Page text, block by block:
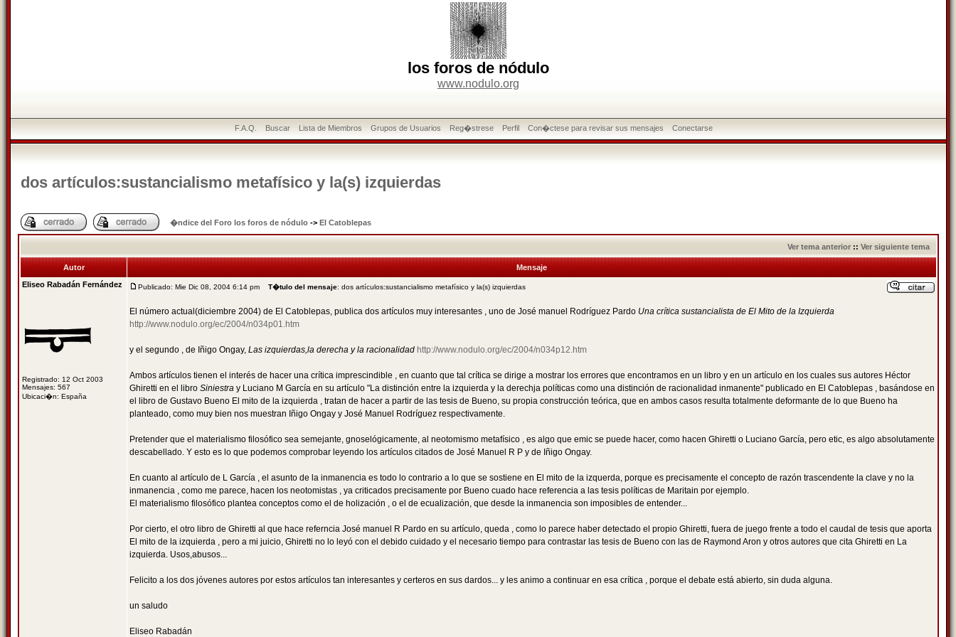
los foros de nódulo
www.nodulo.org
F.A.Q. Buscar Lista de Miembros Grupos de Usuarios Reg�strese Perfil Con�ctese para revisar sus mensajes Conectarse
dos artí­culos:sustancialismo metafí­sico y la(s) izquierdas
�ndice del Foro los foros de nódulo -> El Catoblepas
Ver tema anterior :: Ver siguiente tema
Autor
Mensaje
Eliseo Rabadán Fernández
Registrado: 12 Oct 2003
Mensajes: 567
Ubicaci�n: España
Publicado: Mie Dic 08, 2004 6:14 pm T�tulo del mensaje: dos artículos:sustancialismo metafísico y la(s) izquierdas
El número actual(diciembre 2004) de El Catoblepas, publica dos artículos muy interesantes , uno de José manuel Rodríguez Pardo Una crítica sustancialista de El Mito de la Izquierda
http://www.nodulo.org/ec/2004/n034p01.htm
y el segundo , de Iñigo Ongay, Las izquierdas,la derecha y la racionalidad http://www.nodulo.org/ec/2004/n034p12.htm
Ambos artículos tienen el interés de hacer una crítica imprescindible , en cuanto que tal crítica se dirige a mostrar los errores que encontramos en un libro y en un artículo en los cuales sus autores Héctor
Ghiretti en el libro Siniestra y Luciano M García en su artículo "La distinción entre la izquierda y la derechja políticas como una distinción de racionalidad inmanente" publicado en El Catoblepas , basándose en
el libro de Gustavo Bueno El mito de la izquierda , tratan de hacer a partir de las tesis de Bueno, su propia construcción teórica, que en ambos casos resulta totalmente deformante de lo que Bueno ha
planteado, como muy bien nos muestran Iñigo Ongay y José Manuel Rodríguez respectivamente.
Pretender que el materialismo filosófico sea semejante, gnoselógicamente, al neotomismo metafísico , es algo que emic se puede hacer, como hacen Ghiretti o Luciano García, pero etic, es algo absolutamente
descabellado. Y esto es lo que podemos comprobar leyendo los artículos citados de José Manuel R P y de Iñigo Ongay.
En cuanto al artículo de L García , el asunto de la inmanencia es todo lo contrario a lo que se sostiene en El mito de la izquerda, porque es precisamente el concepto de razón trascendente la clave y no la
inmanencia , como me parece, hacen los neotomistas , ya criticados precisamente por Bueno cuado hace referencia a las tesis políticas de Maritain por ejemplo.
El materialismo filosófico plantea conceptos como el de holización , o el de ecualización, que desde la inmanencia son imposibles de entender...
Por cierto, el otro libro de Ghiretti al que hace referncia José manuel R Pardo en su artículo, queda , como lo parece haber detectado el propio Ghiretti, fuera de juego frente a todo el caudal de tesis que aporta
El mito de la izquierda , pero a mi juicio, Ghiretti no lo leyó con el debido cuidado y el necesario tiempo para contrastar las tesis de Bueno con las de Raymond Aron y otros autores que cita Ghiretti en La
izquierda. Usos,abusos...
Felicito a los dos jóvenes autores por estos artículos tan interesantes y certeros en sus dardos... y les animo a continuar en esa crítica , porque el debate está abierto, sin duda alguna.
un saludo
Eliseo Rabadán